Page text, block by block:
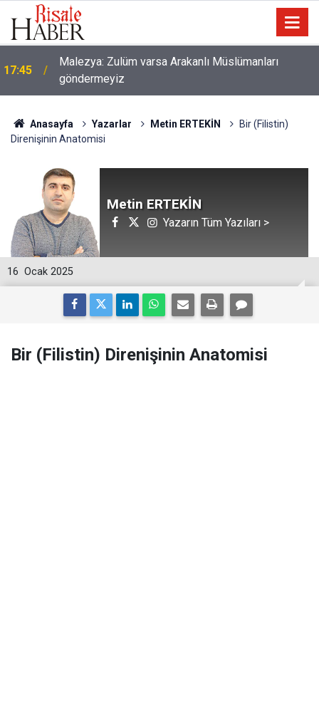
17:45
Malezya: Zulüm varsa Arakanlı Müslümanları
göndermeyiz
Anasayfa Yazarlar Metin ERTEKİN
Bir (Filistin)
Direnişinin Anatomisi
Metin ERTEKİN
Yazarın Tüm Yazıları >
16 Ocak 2025
Bir (Filistin) Direnişinin Anatomisi